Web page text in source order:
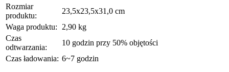
Rozmiar
produktu:
23,5x23,5x31,0 cm
Waga produktu:
2,90 kg
Czas
odtwarzania:
10 godzin przy 50% objętości
Czas ładowania: 6~7 godzin